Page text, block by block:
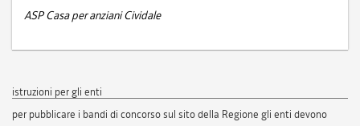
ASP Casa per anziani Cividale
istruzioni per gli enti
per pubblicare i bandi di concorso sul sito della Regione gli enti devono